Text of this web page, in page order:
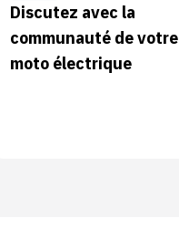
Discutez avec la
communauté de votre
moto électrique